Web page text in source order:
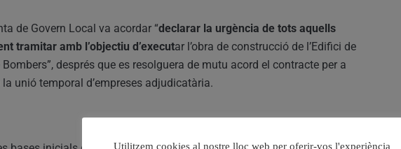
de Govern Local va acordar “declarar la urgència de tots aquells
tramitar amb l’objectiu d’executar l’obra de construcció de l’Edifici de
després que es resolguera de mutu acord el contracte per a
la unió temporal d’empreses adjudicatària.
Utilitzem cookies al nostre lloc web per oferir-vos l'experiència